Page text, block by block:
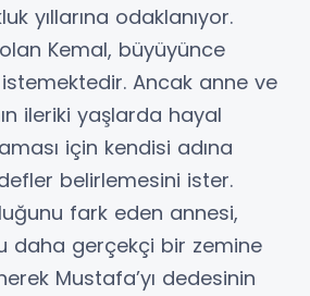
yıllarına odaklanıyor.
Kemal, büyüyünce
Ancak anne ve
ileriki yaşlarda hayal
için kendisi adına
belirlemesini ister.
fark eden annesi,
daha gerçekçi bir zemine
Mustafa’yı dedesinin